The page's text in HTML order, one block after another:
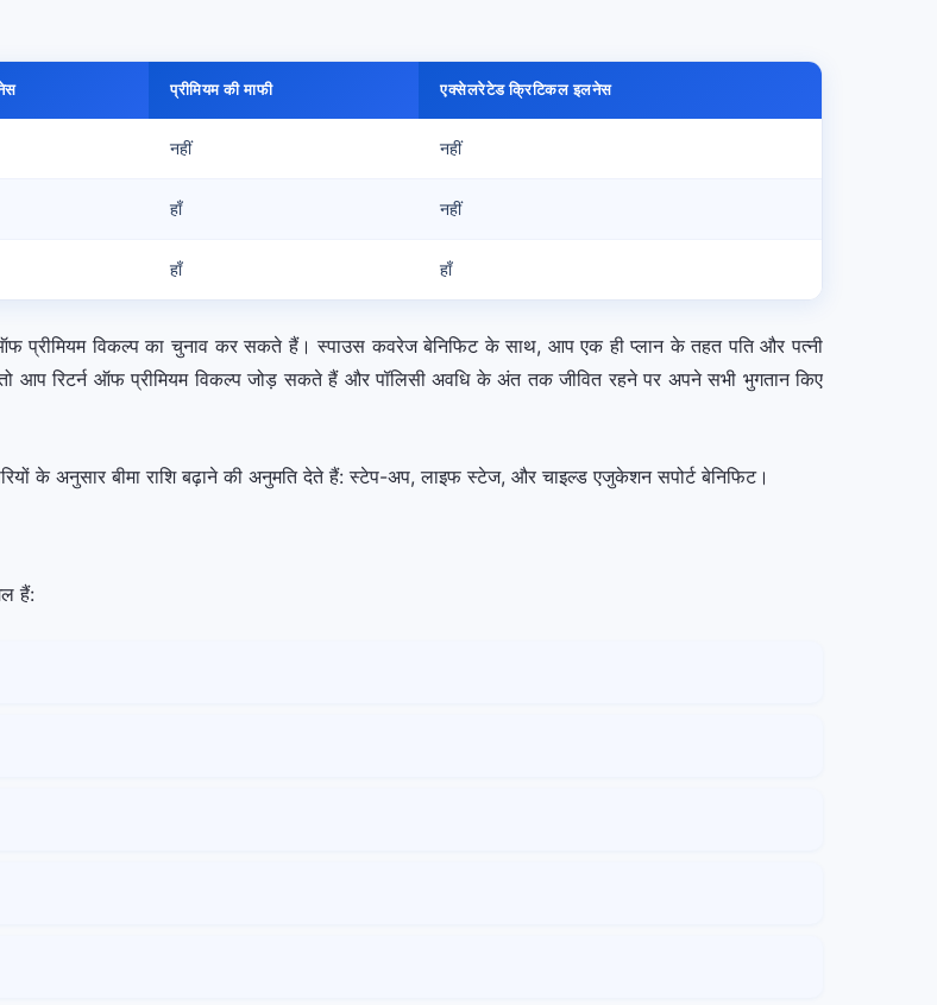
प्रीमियम की माफी एक्सेलरेटेड क्रिटिकल इलनेस
नहीं नहीं
हाँ नहीं
हाँ हाँ
प्रीमियम विकल्प का चुनाव कर सकते हैं। स्पाउस कवरेज बेनिफिट के साथ, आप एक ही प्लान के तहत पति और पत्नी
आप रिटर्न ऑफ प्रीमियम विकल्प जोड़ सकते हैं और पॉलिसी अवधि के अंत तक जीवित रहने पर अपने सभी भुगतान किए
के अनुसार बीमा राशि बढ़ाने की अनुमति देते हैं: स्टेप-अप, लाइफ स्टेज, और चाइल्ड एजुकेशन सपोर्ट बेनिफिट।
हैं: